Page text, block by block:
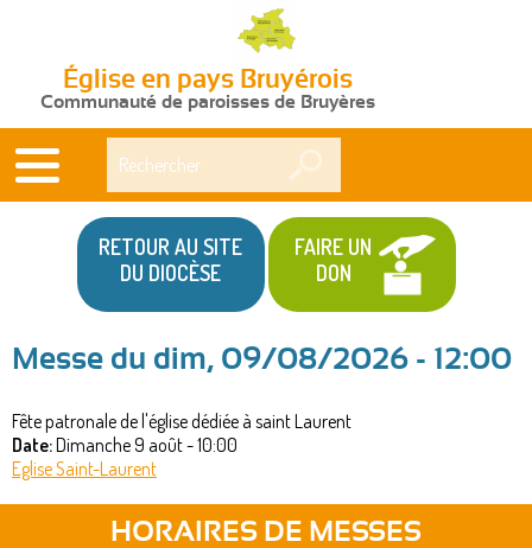
Église en pays Bruyérois
Communauté de paroisses de Bruyères
RETOUR AU SITE
DU DIOCÈSE
FAIRE UN
DON
êtes
ici
Messe du dim, 09/08/2026 - 12:00
Fête patronale de l'église dédiée à saint Laurent
Date:Dimanche 9 août - 10:00
Eglise Saint-Laurent
HORAIRES DE MESSES